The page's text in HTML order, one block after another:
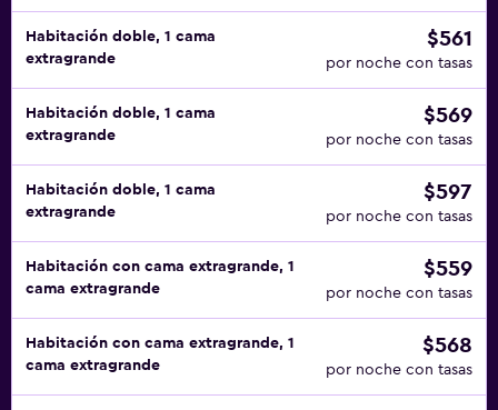
Habitación doble, 1 cama
extragrande
$561
por noche con tasas
Habitación doble, 1 cama
extragrande
$569
por noche con tasas
Habitación doble, 1 cama
extragrande
$597
por noche con tasas
Habitación con cama extragrande, 1
cama extragrande
$559
por noche con tasas
Habitación con cama extragrande, 1
cama extragrande
$568
por noche con tasas